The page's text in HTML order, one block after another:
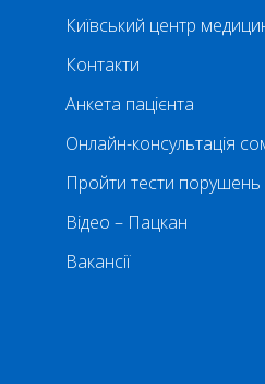
Київський центр
Контакти
Анкета пацієнта
Онлайн-консультація
Пройти тести порушень
Відео – Пацкан
Вакансії